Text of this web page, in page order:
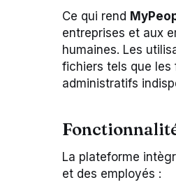
Ce qui rend
entreprises et aux
humaines. Les
fichiers tels que les
administratifs
La plateforme
et des employés :